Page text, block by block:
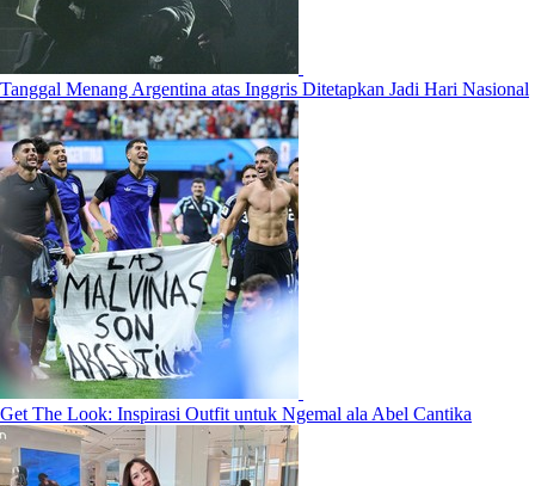
Tanggal Menang Argentina atas Inggris Ditetapkan Jadi Hari Nasional
Get The Look: Inspirasi Outfit untuk Ngemal ala Abel Cantika